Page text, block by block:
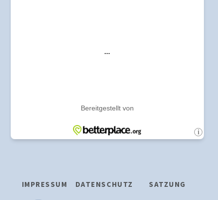
überspringen
IMPRESSUM DATENSCHUTZ SATZUNG